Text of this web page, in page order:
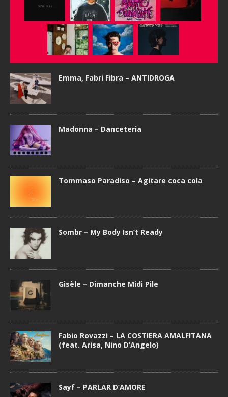
Emma, Fabri Fibra – ANTIDROGA
Madonna – Danceteria
Tommaso Paradiso – Agitare coca cola
Sombr – My Body Isn’t Ready
Gisèle – Dimanche Midi Pile
Fabio Rovazzi – LA COSTIERA AMALFITANA
(feat. Arisa, Nino D’Angelo)
Sayf – PARLAR D’AMORE